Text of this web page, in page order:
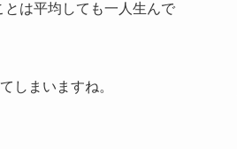
は平均しても一人生んで
しまいますね。